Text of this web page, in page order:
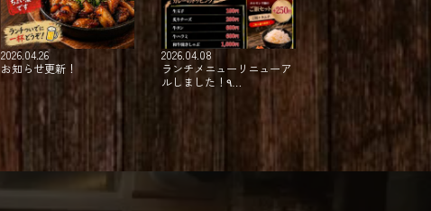
2026.04.26
お知らせ更新！
2026.04.08
ランチメニューリニューア